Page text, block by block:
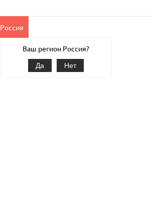
Россия
Ваш регион Россия?
Да Нет